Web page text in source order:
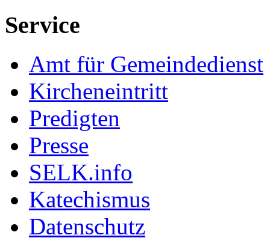
Service
Amt für Gemeindedienst
Kircheneintritt
Predigten
Presse
SELK.info
Katechismus
Datenschutz